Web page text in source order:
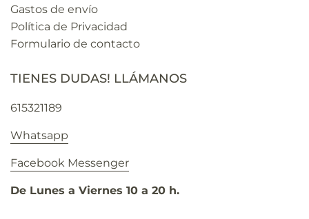
Gastos de envío
Política de Privacidad
Formulario de contacto
TIENES DUDAS! LLÁMANOS
615321189
Whatsapp
Facebook Messenger
De Lunes a Viernes 10 a 20 h.